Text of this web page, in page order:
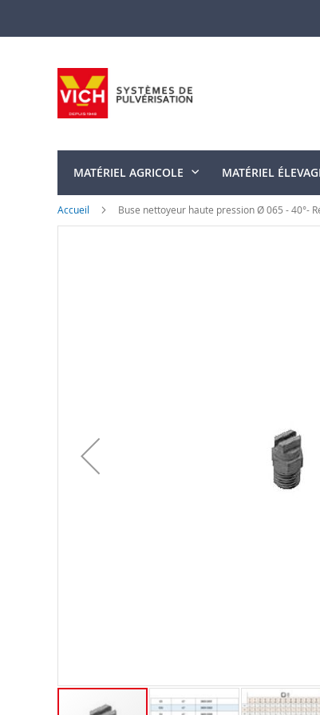
contenu
MATÉRIEL AGRICOLE MATÉRIEL
Accueil Buse nettoyeur haute pression Ø 065 - 40°-